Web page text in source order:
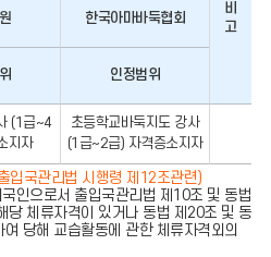
비
고
한국아마바둑협회
인정범위
(1급~4
지자
초등학교바둑지도 강사
(1급~2급) 자격증소지자
입국관리법 시행령 제12조관련)
인으로서 출입국관리법 제10조 및 동법
당 체류자격이 있거나 동법 제20조 및 동
당해 교습활동에 관한 체류자격외의